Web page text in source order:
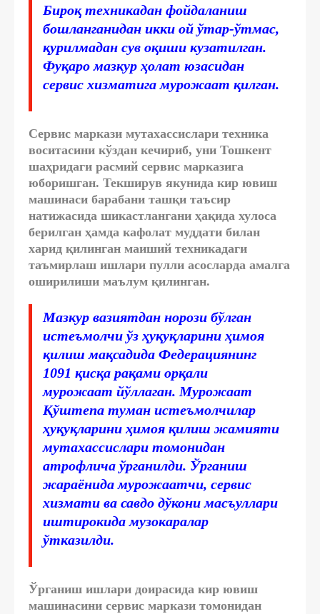
Бироқ техникадан фойдаланиш
бошланганидан икки ой ўтар-ўтмас,
қурилмадан сув оқиши кузатилган.
Фуқаро мазкур ҳолат юзасидан
сервис хизматига мурожаат қилган.
Сервис маркази мутахассислари техника
воситасини кўздан кечириб, уни Тошкент
шаҳридаги расмий сервис марказига
юборишган. Текширув якунида кир ювиш
машинаси барабани ташқи таъсир
натижасида шикастлангани ҳақида хулоса
берилган ҳамда кафолат муддати билан
харид қилинган маиший техникадаги
таъмирлаш ишлари пулли асосларда амалга
оширилиши маълум қилинган.
Мазкур вазиятдан норози бўлган
истеъмолчи ўз ҳуқуқларини ҳимоя
қилиш мақсадида Федерациянинг
1091 қисқа рақами орқали
мурожаат йўллаган. Мурожаат
Қўштепа туман истеъмолчилар
ҳуқуқларини ҳимоя қилиш жамияти
мутахассислари томонидан
атрофлича ўрганилди. Ўрганиш
жараёнида мурожаатчи, сервис
хизмати ва савдо дўкони масъуллари
иштирокида музокаралар
ўтказилди.
Ўрганиш ишлари доирасида кир ювиш
машинасини сервис маркази томонидан